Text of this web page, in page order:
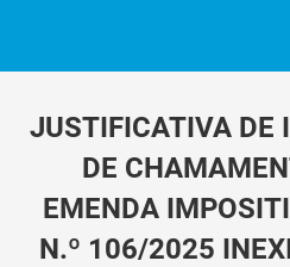
JUSTIFICATIVA DE
DE
EMENDA
N.º 106/2025